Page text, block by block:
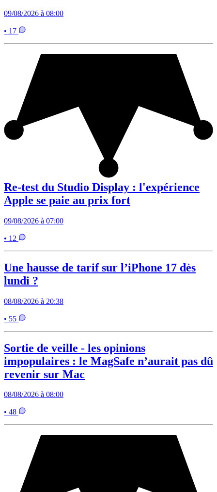
09/08/2026 à 08:00
• 17
Re-test du Studio Display : l'expérience
Apple se paie au prix fort
09/08/2026 à 07:00
• 12
Une hausse de tarif sur l’iPhone 17 dès
lundi ?
08/08/2026 à 20:38
• 55
Sortie de veille - les opinions
impopulaires : le MagSafe n’aurait pas dû
revenir sur Mac
08/08/2026 à 08:00
• 48